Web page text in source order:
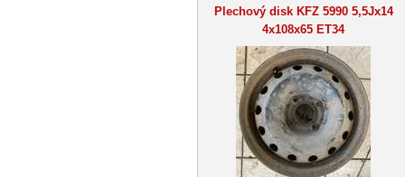
Plechový disk KFZ 5990 5,5Jx14
4x108x65 ET34